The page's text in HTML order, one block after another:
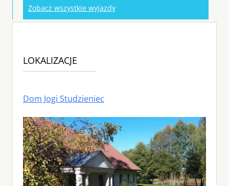
Zobacz wszystkie wyjazdy
LOKALIZACJE
Dom Jogi Studzieniec